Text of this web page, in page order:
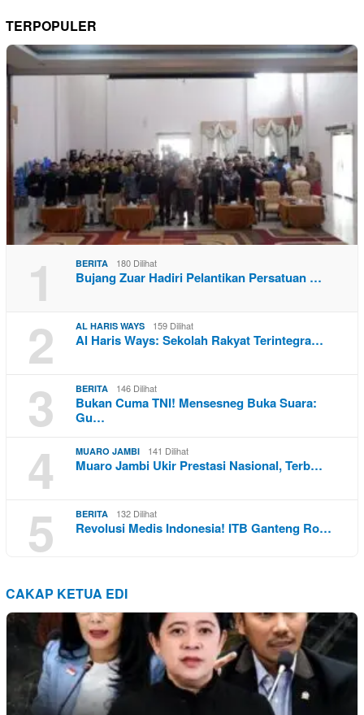
TERPOPULER
1 BERITA 180 Dilihat
Bujang Zuar Hadiri Pelantikan Persatuan …
2 AL HARIS WAYS 159 Dilihat
Al Haris Ways: Sekolah Rakyat Terintegra…
3 BERITA 146 Dilihat
Bukan Cuma TNI! Mensesneg Buka Suara:
Gu…
4 MUARO JAMBI 141 Dilihat
Muaro Jambi Ukir Prestasi Nasional, Terb…
5 BERITA 132 Dilihat
Revolusi Medis Indonesia! ITB Ganteng Ro…
CAKAP KETUA EDI